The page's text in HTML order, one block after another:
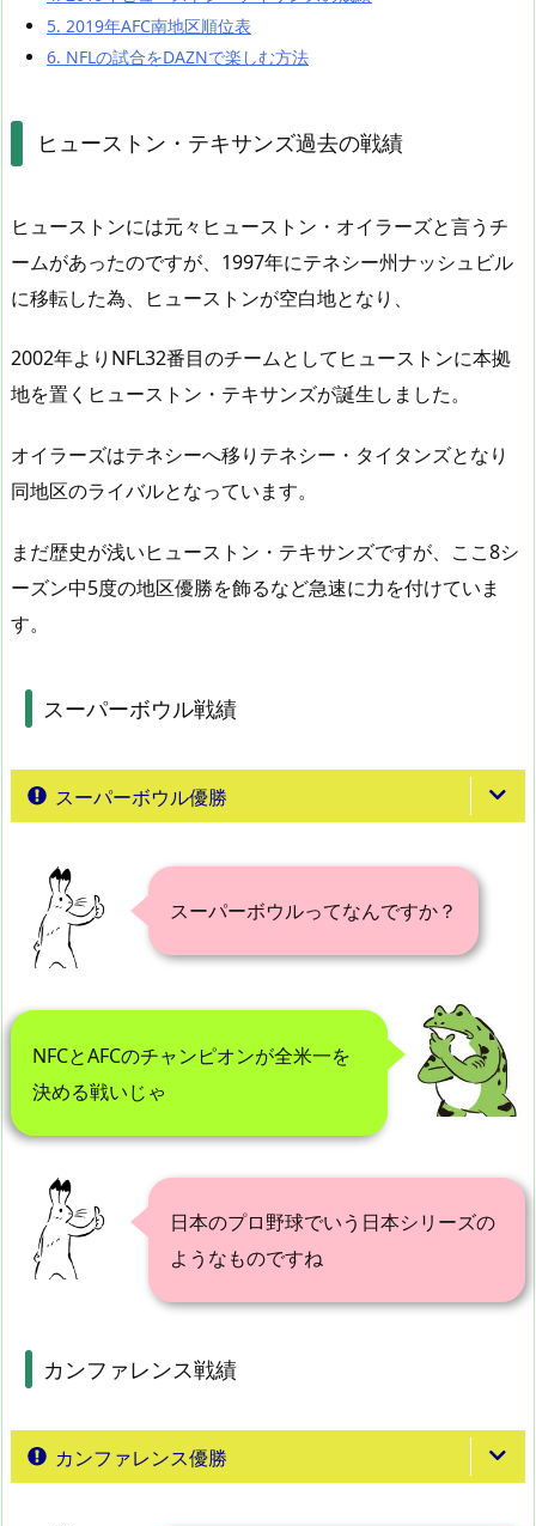
5. 2019年AFC南地区順位表
6. NFLの試合をDAZNで楽しむ方法
ヒューストン・テキサンズ過去の戦績
ヒューストンには元々ヒューストン・オイラーズと言うチ
ームがあったのですが、1997年にテネシー州ナッシュビル
に移転した為、ヒューストンが空白地となり、
2002年よりNFL32番目のチームとしてヒューストンに本拠
地を置くヒューストン・テキサンズが誕生しました。
オイラーズはテネシーへ移りテネシー・タイタンズとなり
同地区のライバルとなっています。
まだ歴史が浅いヒューストン・テキサンズですが、ここ8シ
ーズン中5度の地区優勝を飾るなど急速に力を付けていま
す。
スーパーボウル戦績
スーパーボウル優勝
スーパーボウルってなんですか？
NFCとAFCのチャンピオンが全米一を
決める戦いじゃ
日本のプロ野球でいう日本シリーズの
ようなものですね
カンファレンス戦績
カンファレンス優勝